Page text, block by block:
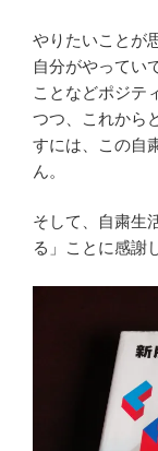
やりたいことが
自分がやってい
ことなどポジテ
つつ、これから
すには、この自
ん。
そして、自粛生
る」ことに感謝